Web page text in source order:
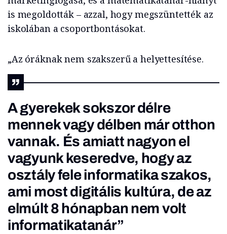
is megoldották – azzal, hogy megszüntették az
iskolában a csoportbontásokat.
„Az óráknak nem szakszerű a helyettesítése.
A gyerekek sokszor délre
mennek vagy délben már otthon
vannak. És amiatt nagyon el
vagyunk keseredve, hogy az
osztály fele informatika szakos,
ami most digitális kultúra, de az
elmúlt 8 hónapban nem volt
informatikatanár”